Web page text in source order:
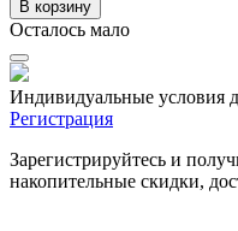
В корзину
Осталось мало
Индивидуальные условия
Регистрация
Зарегистрируйтесь и
накопительные скидки,